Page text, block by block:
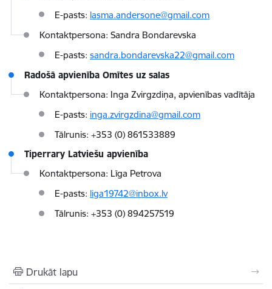
E-pasts: lasma.andersone@gmail.com
Kontaktpersona: Sandra Bondarevska
E-pasts: sandra.bondarevska22@gmail.com
Radošā apvienība Omītes uz salas
Kontaktpersona: Inga Zvirgzdiņa, apvienības vadītāja
E-pasts: inga.zvirgzdina@gmail.com
Tālrunis: +353 (0) 861533889
Tiperrary Latviešu apvienība
Kontaktpersona: Līga Petrova
E-pasts: liga19742@inbox.lv
Tālrunis: +353 (0) 894257519
Drukāt lapu